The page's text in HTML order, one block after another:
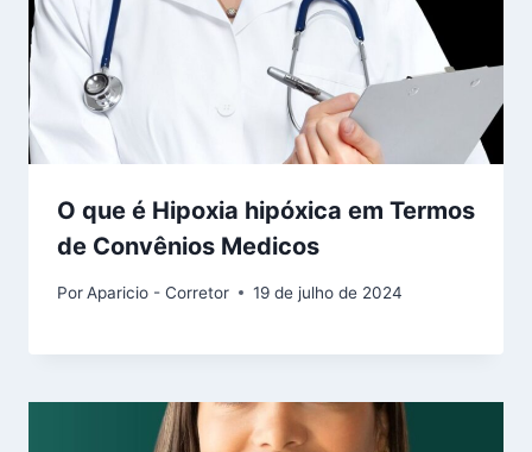
O que é Hipoxia hipóxica em Termos
de Convênios Medicos
PorAparicio - Corretor 19 de julho de 2024